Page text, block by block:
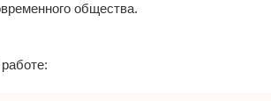
общества.